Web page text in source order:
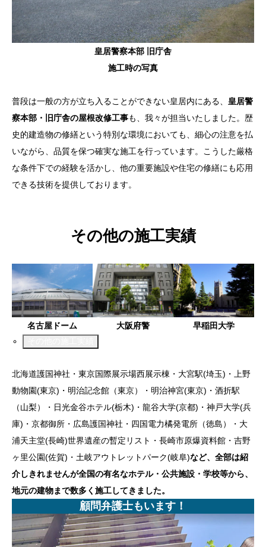
皇居警察本部 旧庁舎
施工時の写真
普段は一般の方が立ち入ることができない皇居内にある、 皇居警
察本部・旧庁舎の屋根改修工事も、我々が担当いたしました。歴
史的建造物の修繕という特別な環境においても、細心の注意を払
いながら、品質を保つ確実な施工を行っています。こうした厳格
な条件下での経験を活かし、他の重要施設や住宅の修繕にも応用
できる技術を提供しております。
その他の施工実績
名古屋ドーム 大阪府警
早稲田大学
北海道護国神社・東京国際展示場西展示棟・大宮駅(埼玉)・上野
動物園(東京)・明治記念館（東京）・明治神宮(東京)・酒折駅
（山梨）・日光金谷ホテル(栃木)・龍谷大学(京都)・神戸大学(兵
庫)・京都御所・広島護国神社・四国電力橘発電所（徳島）・大
浦天主堂(長崎)世界遺産の暫定リスト・長崎市原爆資料館・吉野
ヶ里公園(佐賀)・土岐アウトレットパーク(岐阜)など、全部は紹
介しきれませんが全国の有名なホテル・公共施設・学校等から、
地元の建物まで数多く施工してきました。
顧問弁護士もいます！